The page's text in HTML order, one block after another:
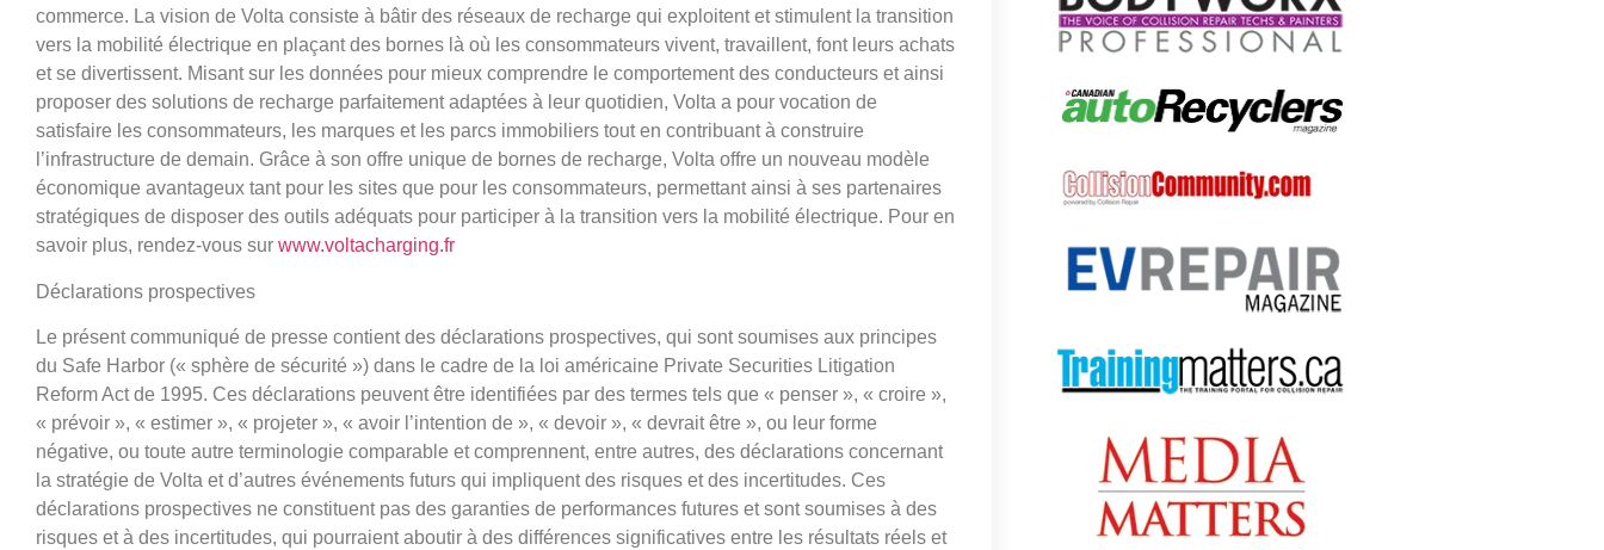
commerce. La vision de Volta consiste à bâtir des réseaux de recharge qui exploitent et stimulent la transition
vers la mobilité électrique en plaçant des bornes là où les consommateurs vivent, travaillent, font leurs achats
et se divertissent. Misant sur les données pour mieux comprendre le comportement des conducteurs et ainsi
proposer des solutions de recharge parfaitement adaptées à leur quotidien, Volta a pour vocation de
satisfaire les consommateurs, les marques et les parcs immobiliers tout en contribuant à construire
l’infrastructure de demain. Grâce à son offre unique de bornes de recharge, Volta offre un nouveau modèle
économique avantageux tant pour les sites que pour les consommateurs, permettant ainsi à ses partenaires
stratégiques de disposer des outils adéquats pour participer à la transition vers la mobilité électrique. Pour en
savoir plus, rendez-vous sur www.voltacharging.fr
Déclarations prospectives
Le présent communiqué de presse contient des déclarations prospectives, qui sont soumises aux principes
du Safe Harbor (« sphère de sécurité ») dans le cadre de la loi américaine Private Securities Litigation
Reform Act de 1995. Ces déclarations peuvent être identifiées par des termes tels que « penser », « croire »,
« prévoir », « estimer », « projeter », « avoir l’intention de », « devoir », « devrait être », ou leur forme
négative, ou toute autre terminologie comparable et comprennent, entre autres, des déclarations concernant
la stratégie de Volta et d’autres événements futurs qui impliquent des risques et des incertitudes. Ces
déclarations prospectives ne constituent pas des garanties de performances futures et sont soumises à des
risques et à des incertitudes, qui pourraient aboutir à des différences significatives entre les résultats réels et